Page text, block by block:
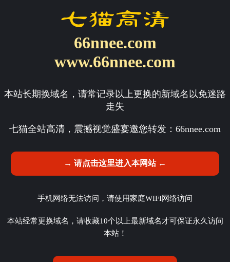
66nnee.com
www.66nnee.com
本站长期换域名，请常记录以上更换的新域名以免迷路
走失
七猫全站高清，震撼视觉盛宴邀您转发： 66nnee.com
→ 请点击这里进入本网站 ←
手机网络无法访问，请使用家庭WIFI网络访问
本站经常更换域名，请收藏10个以上最新域名才可保证永久访问
本站！